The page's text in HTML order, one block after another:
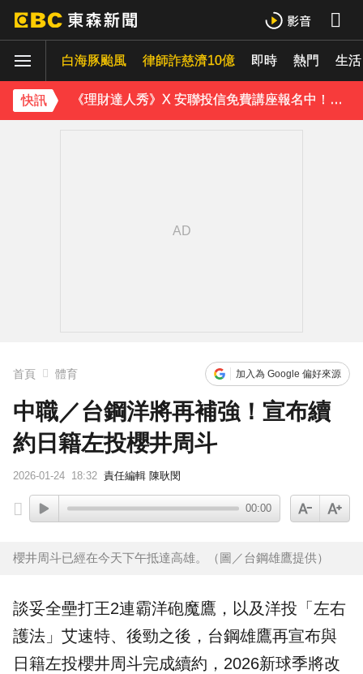
白海豚颱風 律師詐慈濟10億 即時 熱門 生活
快訊
永和豆漿創辦人林炳生病逝 享壽70歲
台指期夜盤狂飆736點 專家揭反彈契機上看48000點
《理財達人秀》X 安聯投信免費講座報名中！搶先卡位 2027
首頁 體育 加入為 Google 偏好來源
中職／台鋼洋將再補強！宣布續
約日籍左投櫻井周斗
2026-01-24 18:32 責任編輯 陳耿閔
00:00
櫻井周斗已經在今天下午抵達高雄。（圖／台鋼雄鷹提供）
談妥全壘打王2連霸洋砲魔鷹，以及洋投「左右
護法」艾速特、後勁之後， 台鋼雄鷹再宣布與
日籍左投櫻井周斗完成續約，2026新球季將改